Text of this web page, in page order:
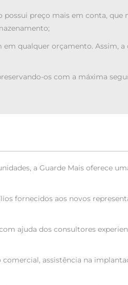
preço mais em conta, que
qualquer orçamento. Assim,
os com a máxima
a Guarde Mais oferece
fornecidos aos novos
ajuda dos consultores
assistência na